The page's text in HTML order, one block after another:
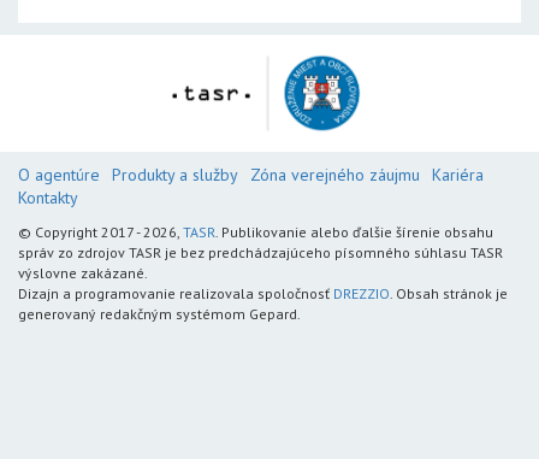
O agentúre Produkty a služby Zóna verejného záujmu
Kariéra
Kontakty
© Copyright 2017 - 2026, TASR. Publikovanie alebo ďalšie šírenie obsahu
správ zo zdrojov TASR je bez predchádzajúceho písomného súhlasu TASR
výslovne zakázané.
Dizajn a programovanie realizovala spoločnosť DREZZIO. Obsah stránok je
generovaný redakčným systémom Gepard.